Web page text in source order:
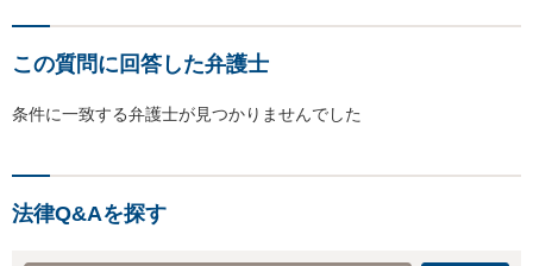
この質問に回答した弁護士
条件に一致する弁護士が見つかりませんでした
法律Q&Aを探す